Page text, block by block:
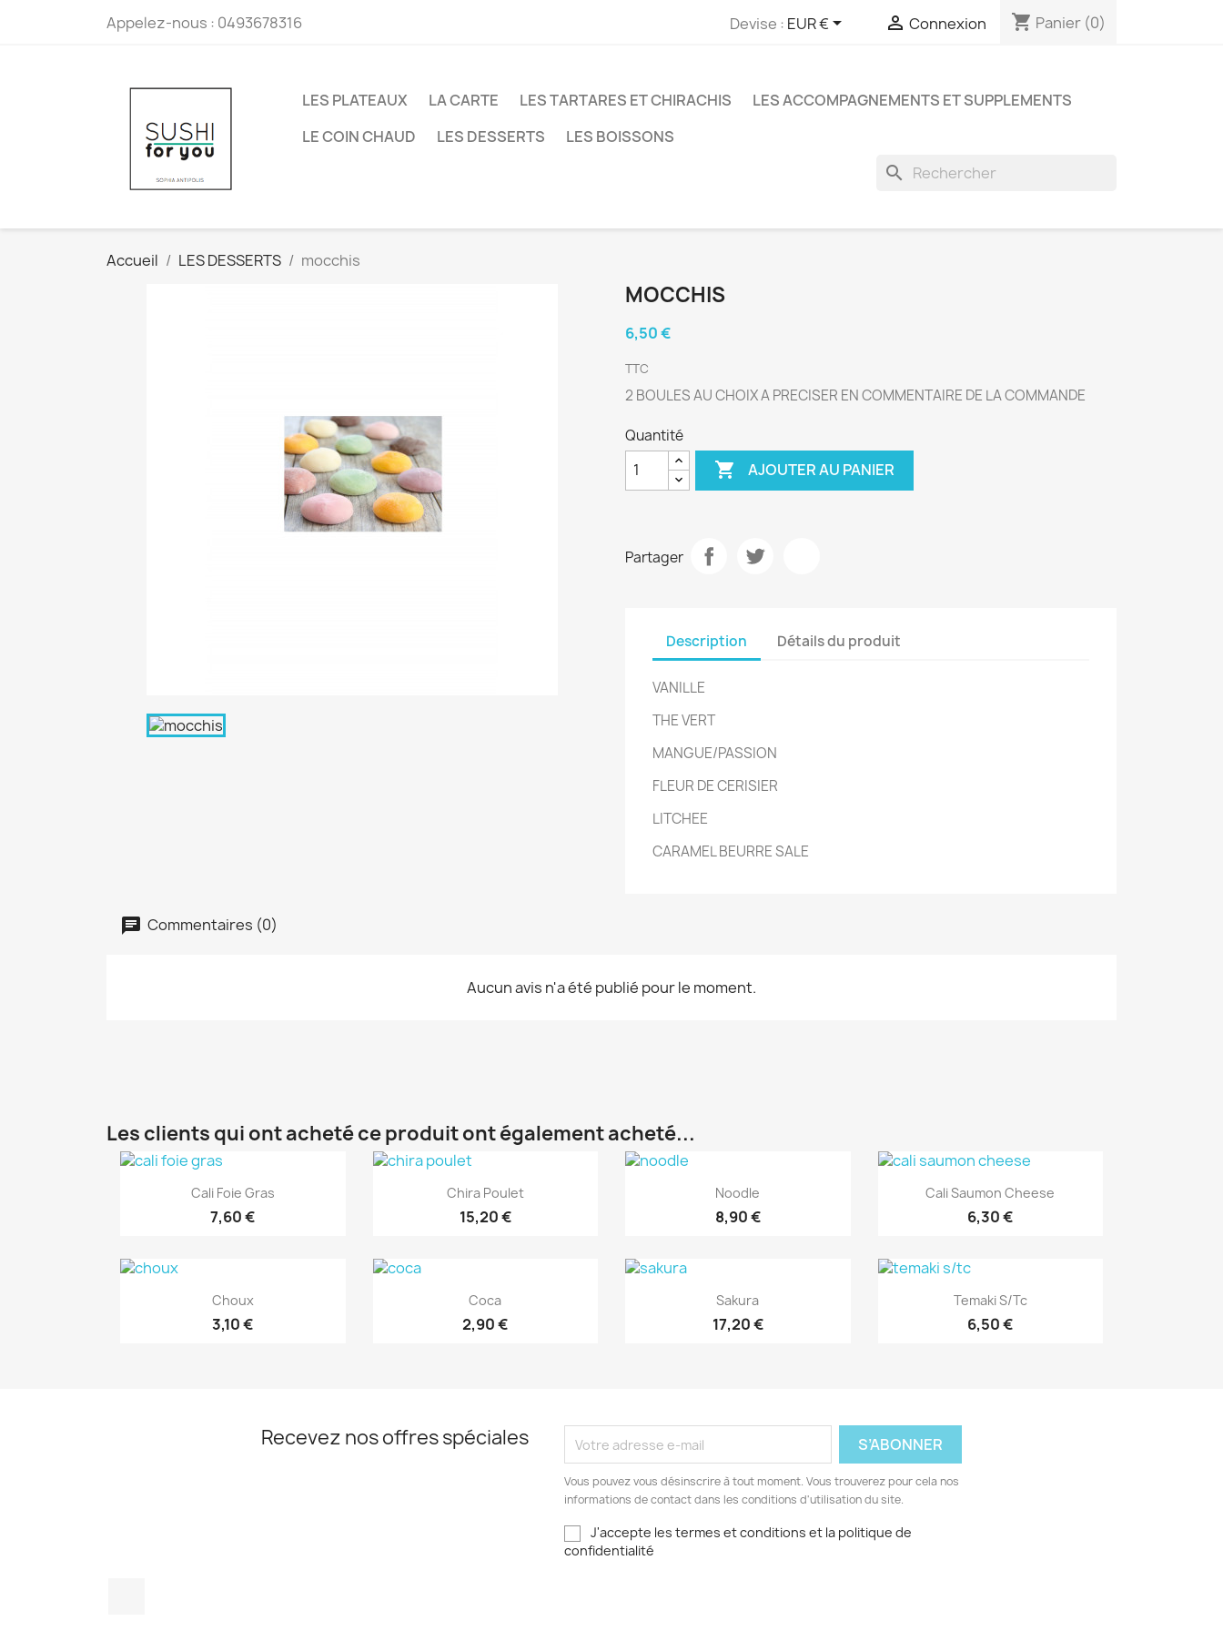
Appelez-nous : 0493678316 Devise : EUR €  Connexion shopping_cart Panier (0)
LES PLATEAUX LA CARTE LES TARTARES ET CHIRACHIS
LES ACCOMPAGNEMENTS ET SUPPLEMENTS
LE COIN CHAUD
LES DESSERTS LES BOISSONS
search
Accueil LES DESSERTS mocchis
MOCCHIS
6,50 €
TTC
2 BOULES AU CHOIX A PRECISER EN COMMENTAIRE DE LA COMMANDE
Quantité
 AJOUTER AU PANIER
Partager
Description Détails du produit
VANILLE
THE VERT
MANGUE/PASSION
FLEUR DE CERISIER
LITCHEE
CARAMEL BEURRE SALE
Commentaires (0)
Aucun avis n'a été publié pour le moment.
Les clients qui ont acheté ce produit ont également acheté...
Aperçu rapide
Cali Foie Gras
7,60 €
Aperçu rapide
Chira Poulet
15,20 €
Aperçu rapide
Noodle
8,90 €
Aperçu rapide
Cali Saumon Cheese
6,30 €
Aperçu rapide
Choux
3,10 €
Aperçu rapide
Coca
2,90 €
Aperçu rapide
Sakura
17,20 €
Aperçu rapide
Temaki S/tc
6,50 €
Recevez nos offres spéciales
Vous pouvez vous désinscrire à tout moment. Vous trouverez pour cela nos
informations de contact dans les conditions d'utilisation du site.
J'accepte les termes et conditions et la politique de
confidentialité